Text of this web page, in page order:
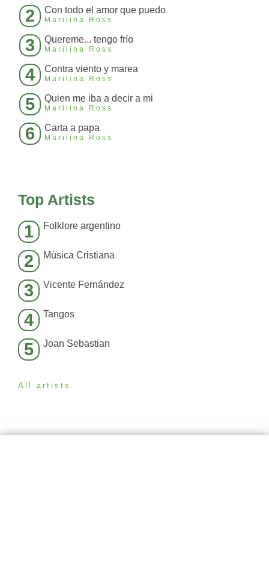
2 Con todo el amor que puedo
Marilina Ross
3 Quereme... tengo frío
Marilina Ross
4 Contra viento y marea
Marilina Ross
5 Quien me iba a decir a mi
Marilina Ross
6 Carta a papa
Marilina Ross
Top Artists
1 Folklore argentino
2 Música Cristiana
3 Vicente Fernández
4 Tangos
5 Joan Sebastian
All artists